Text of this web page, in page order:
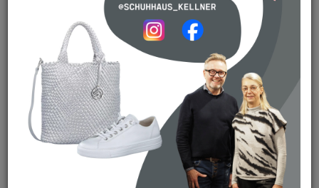
Schuhe sind unser Leben
Jeder einzelne von uns kümmert sich mit Leidenschaft
um das Thema Schuhe.
Ob Sie mit aktuellen Trends mithalten wollen oder die
optimale Passform suchen:
Wir helfen Ihnen gerne weiter mit unserer
Kompetenz,
Freundlichkeit und individuellen Beratung
Lassen Sie sich von unserem Angebot und unserem Service